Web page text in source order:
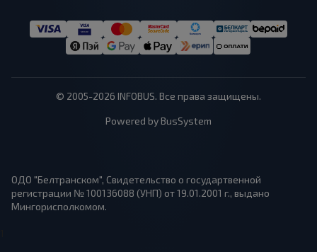
© 2005-2026 INFOBUS. Все права защищены.
Powered by BusSystem
ОДО "Белтранском", Свидетельство о государтвенной
регистрации № 100136088 (УНП) от 19.01.2001 г., выдано
Мингорисполкомом.